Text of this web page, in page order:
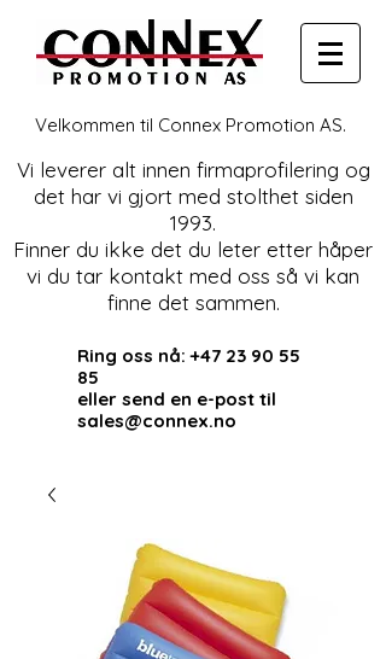
Velkommen til Connex Promotion AS.
Vi leverer alt innen firmaprofilering og
det har vi gjort med stolthet siden
1993.
Finner du ikke det du leter etter håper
vi du tar kontakt med oss så vi kan
finne det sammen.
Ring oss nå:+47 23 90 55
85
eller send en e-post til
sales@connex.no